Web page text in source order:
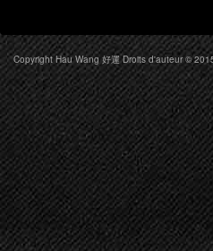
Copyright Hau Wang 好運 Droits d'auteur ©